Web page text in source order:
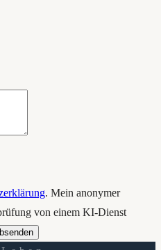
. Mein anonymer
von einem KI-Dienst